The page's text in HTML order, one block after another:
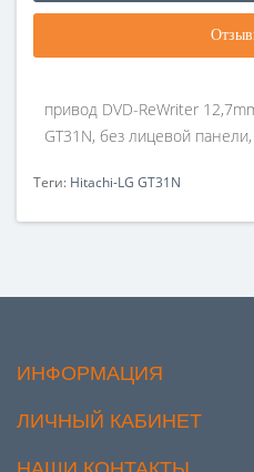
привод DVD-ReWriter
GT31N, без лицевой
Теги: Hitachi-LG GT31N
ИНФОРМАЦИЯ
ЛИЧНЫЙ КАБИНЕТ